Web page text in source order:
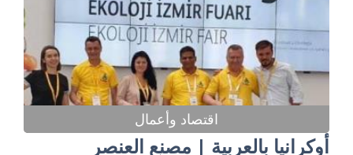
اقتصاد وأعمال
أوكرانيا بالعربية | مصنع العنصر